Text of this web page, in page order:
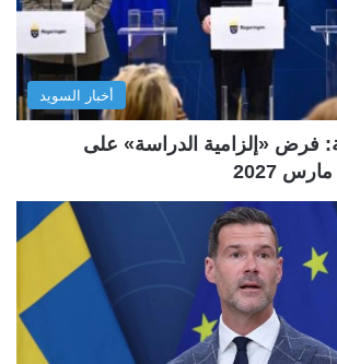
أخبار السويد
فرض «إلزامية الدراسة» على
2027